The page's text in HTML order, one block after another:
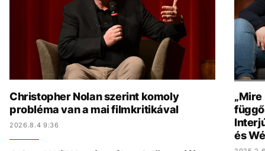
Christopher Nolan szerint komoly
probléma van a mai filmkritikával
2026.8.4 9:36
és